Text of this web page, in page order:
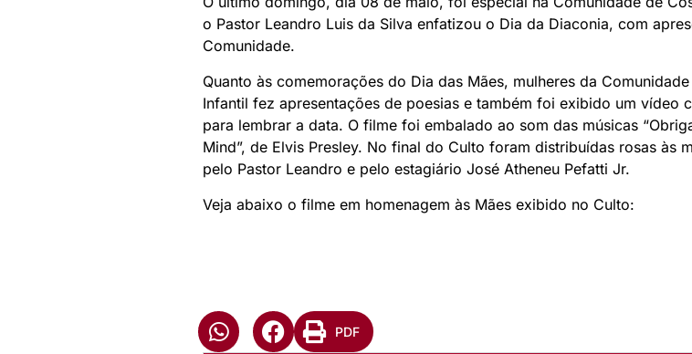
o Pastor Leandro Luis da Silva enfatizou o Dia da Diaconia, com
Comunidade.
Quanto às comemorações do Dia das Mães, mulheres da
Infantil fez apresentações de poesias e também foi exibido um vídeo
para lembrar a data. O filme foi embalado ao som das músicas
Mind”, de Elvis Presley. No final do Culto foram distribuídas rosas às
pelo Pastor Leandro e pelo estagiário José Atheneu Pefatti Jr.
Veja abaixo o filme em homenagem às Mães exibido no Culto:
PDF